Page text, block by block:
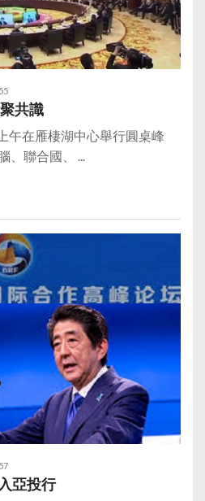
共識
午在雁棲湖中心舉行圓桌峰
、聯合國、 ...
亞投行